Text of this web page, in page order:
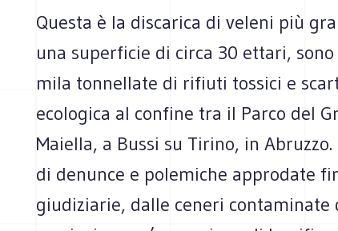
Questa è la discarica di veleni più
una superficie di circa 30 ettari,
mila tonnellate di rifiuti tossici e
ecologica al confine tra il Parco del
Maiella, a Bussi su Tirino, in
di denunce e polemiche approdate
giudiziarie, dalle ceneri